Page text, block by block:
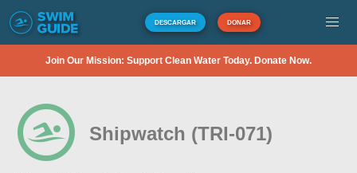
DESCARGAR DONAR
Join Our Mission: Support Clean Water Today. Donate Now.
Shipwatch (TRI-071)